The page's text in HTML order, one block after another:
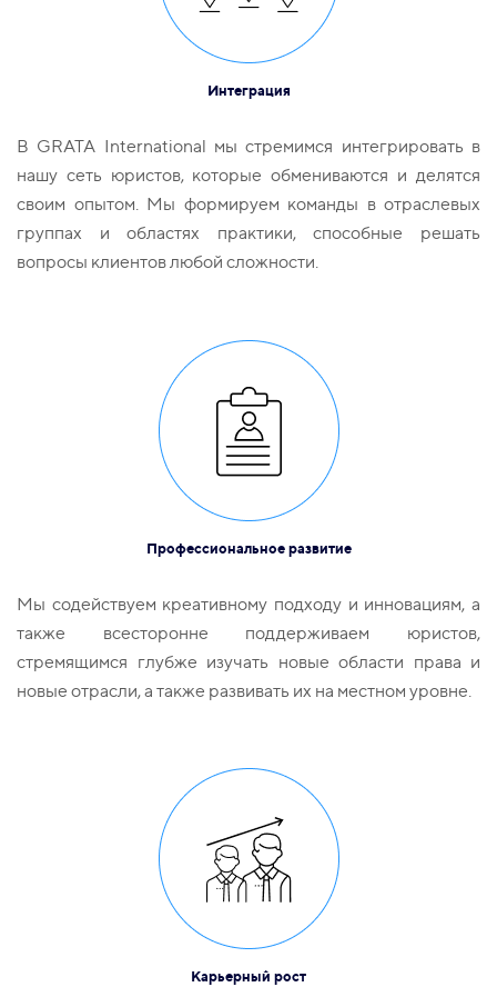
Интеграция
В GRATA International мы стремимся интегрировать в
нашу сеть юристов, которые обмениваются и делятся
своим опытом. Мы формируем команды в отраслевых
группах и областях практики, способные решать
вопросы клиентов любой сложности.
Профессиональное развитие
Мы содействуем креативному подходу и инновациям, а
также всесторонне поддерживаем юристов,
стремящимся глубже изучать новые области права и
новые отрасли, а также развивать их на местном уровне.
Карьерный рост